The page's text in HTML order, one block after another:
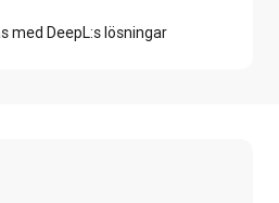
med DeepL:s lösningar